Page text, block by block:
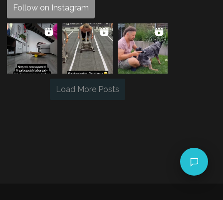
Follow on Instagram
Load More Posts